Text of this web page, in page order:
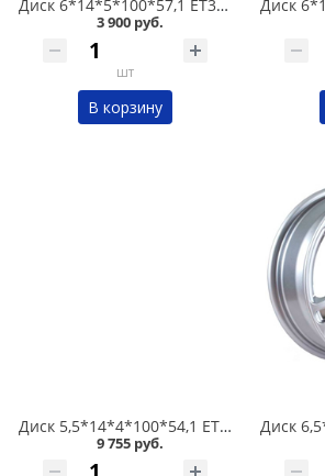
Диск 6*14*5*100*57,1 ET38 Alcasta M01 GMF в Омске
3 900 руб.
шт
В корзину
Диск 5,5*14*4*100*54,1 ET40 KDW KD1420 BFP в Омске
9 755 руб.